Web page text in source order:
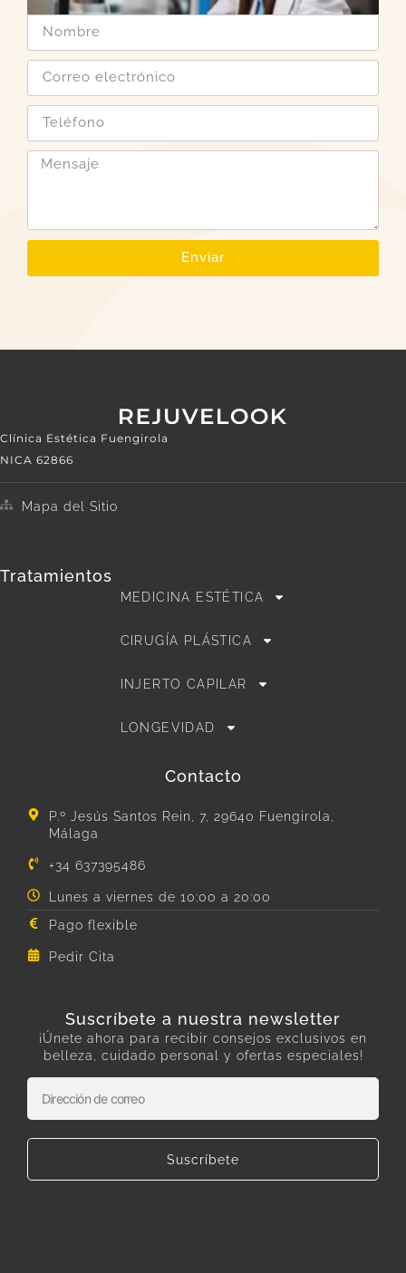
Enviar
Clínica Estética Fuengirola
NICA 62866
Mapa del Sitio
Tratamientos
MEDICINA ESTÉTICA
CIRUGÍA PLÁSTICA
INJERTO CAPILAR
LONGEVIDAD
Contacto
P.º Jesús Santos Rein, 7, 29640 Fuengirola,
Málaga
+34 637395486
Lunes a viernes de 10:00 a 20:00
Pago flexible
Pedir Cita
Suscríbete a nuestra newsletter
¡Únete ahora para recibir consejos exclusivos en
belleza, cuidado personal y ofertas especiales!
Suscríbete